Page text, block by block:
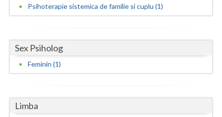
Salaj
Sibiu
Suceava
Timis
Psihoterapie sistemica de familie si cuplu (1)
Sex Psiholog
Feminin (1)
Limba